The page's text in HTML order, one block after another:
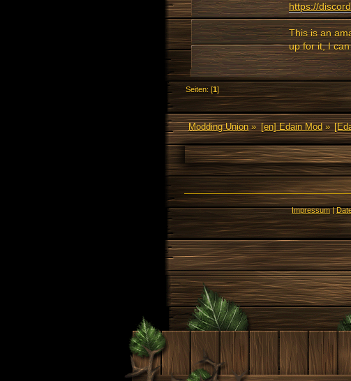
https://
This is an
up for it, I
Seiten: [1]
Modding Union» [en] Edain Mod»
Impressum|